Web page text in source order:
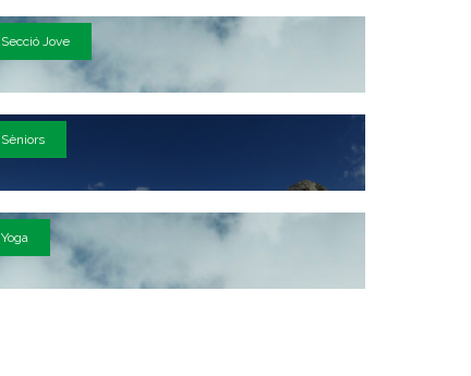
Secció Jove
Sèniors
Yoga